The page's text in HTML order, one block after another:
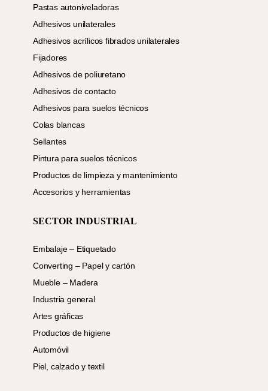
Pastas autoniveladoras
Adhesivos unilaterales
Adhesivos acrílicos fibrados unilaterales
Fijadores
Adhesivos de poliuretano
Adhesivos de contacto
Adhesivos para suelos técnicos
Colas blancas
Sellantes
Pintura para suelos técnicos
Productos de limpieza y mantenimiento
Accesorios y herramientas
SECTOR INDUSTRIAL
Embalaje – Etiquetado
Converting – Papel y cartón
Mueble – Madera
Industria general
Artes gráficas
Productos de higiene
Automóvil
Piel, calzado y textil